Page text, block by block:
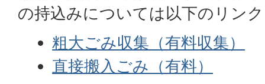
の持込みについては以下のリン
粗大ごみ収集（有料収集）
直接搬入ごみ（有料）